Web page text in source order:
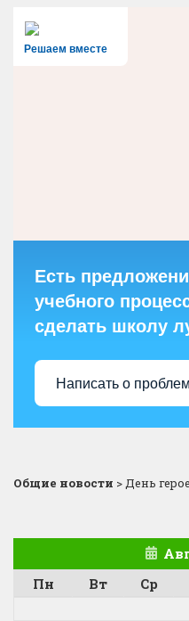
Решаем вместе
Есть
учебного
сделать школу
Написать о
Общие новости >День
Пн
Вт Ср